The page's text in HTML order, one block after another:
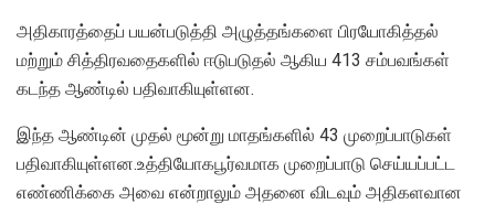
அதிகாரத்தைப் பயன்படுத்தி அழுத்தங்களை பிரயோகித்தல்
மற்றும் சித்திரவதைகளில் ஈடுபடுதல் ஆகிய 413 சம்பவங்கள்
கடந்த ஆண்டில் பதிவாகியுள்ளன.
இந்த ஆண்டின் முதல் மூன்று மாதங்களில் 43 முறைப்பாடுகள்
பதிவாகியுள்ளன.உத்தியோகபூர்வமாக முறைப்பாடு செய்யப்பட்ட
எண்ணிக்கை அவை என்றாலும் அதனை விடவும் அதிகளவான